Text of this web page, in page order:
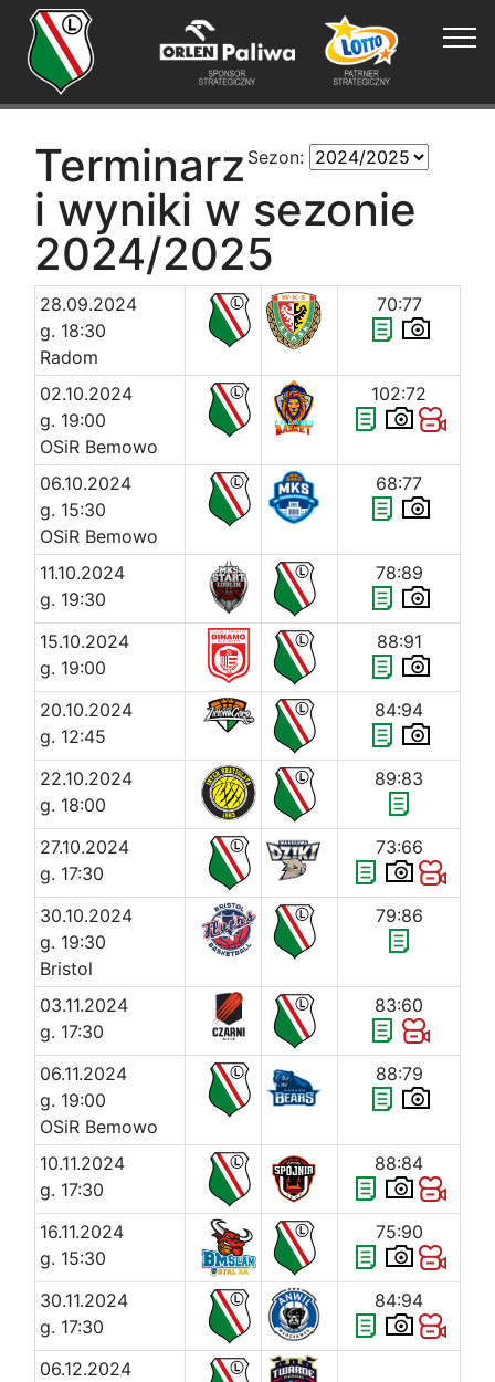
Sezon:
Terminarz
i wyniki w sezonie
2024/2025
28.09.2024
g. 18:30
Radom
70:77
02.10.2024
g. 19:00
OSiR Bemowo
102:72
06.10.2024
g. 15:30
OSiR Bemowo
68:77
11.10.2024
g. 19:30
78:89
15.10.2024
g. 19:00
88:91
20.10.2024
g. 12:45
84:94
22.10.2024
g. 18:00
89:83
27.10.2024
g. 17:30
73:66
30.10.2024
g. 19:30
Bristol
79:86
03.11.2024
g. 17:30
83:60
06.11.2024
g. 19:00
OSiR Bemowo
88:79
10.11.2024
g. 17:30
88:84
16.11.2024
g. 15:30
75:90
30.11.2024
g. 17:30
84:94
06.12.2024